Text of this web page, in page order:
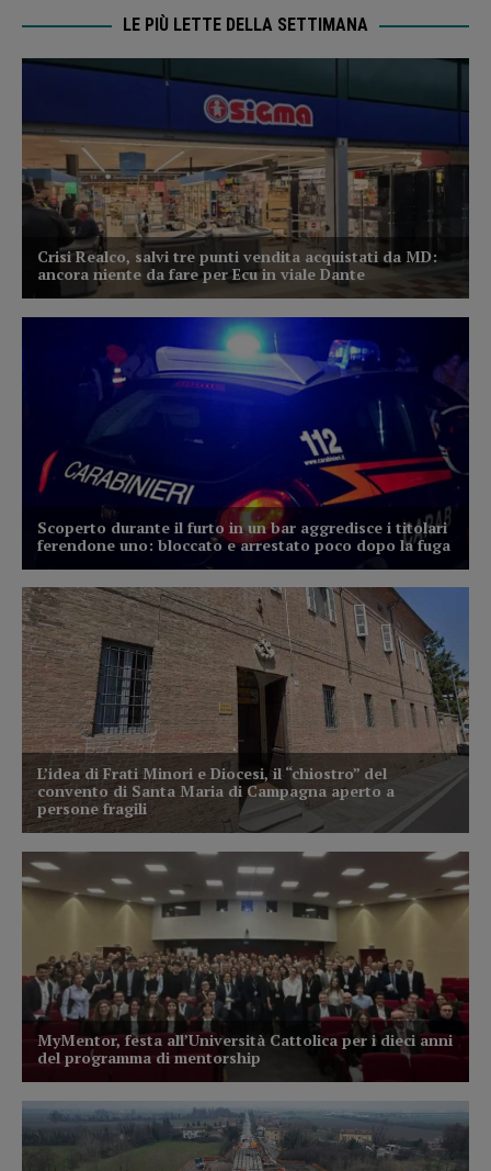
LE PIÙ LETTE DELLA SETTIMANA